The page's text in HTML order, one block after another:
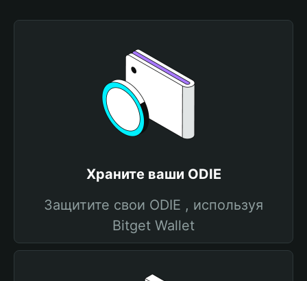
Храните ваши ODIE
Защитите свои ODIE , используя
Bitget Wallet